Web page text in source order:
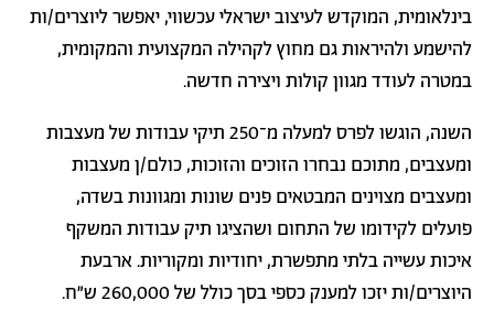
בינלאומית, המוקדש לעיצוב ישראלי עכשווי, יאפשר ליוצרים/ות
להישמע ולהיראות גם מחוץ לקהילה המקצועית והמקומית,
במטרה לעודד מגוון קולות ויצירה חדשה.
השנה, הוגשו לפרס למעלה מ־250 תיקי עבודות של מעצבות
ומעצבים, מתוכם נבחרו הזוכים והזוכות, כולם/ן מעצבות
ומעצבים מצוינים המבטאים פנים שונות ומגוונות בשדה,
פועלים לקידומו של התחום ושהציגו תיק עבודות המשקף
איכות עשייה בלתי מתפשרת, יחודיות ומקוריות. ארבעת
היוצרים/ות יזכו למענק כספי בסך כולל של 260,000 ש"ח.